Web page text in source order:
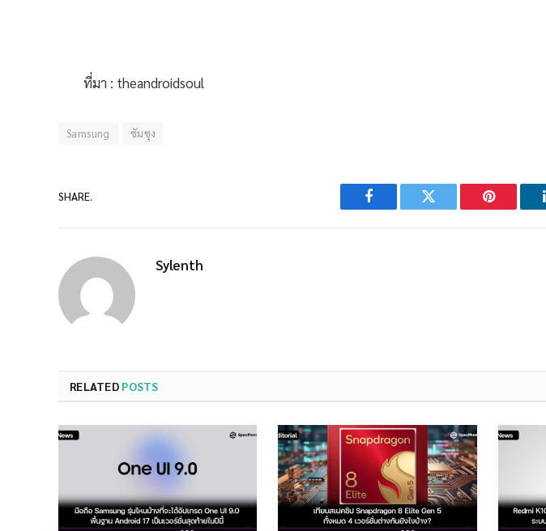
ที่มา : theandroidsoul
Samsung ซัมซุง
SHARE.
Facebook Twitter Pinterest
Sylenth
RELATED POSTS